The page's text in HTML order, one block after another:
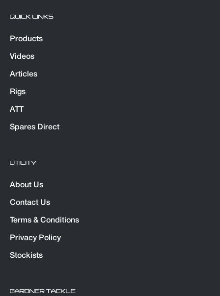
QUICK LINKS
Products
Videos
Articles
Rigs
ATT
Spares Direct
UTILITY
About Us
Contact Us
Terms & Conditions
Privacy Policy
Stockists
GARDNER TACKLE